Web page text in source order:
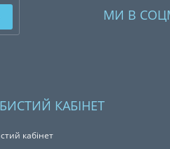
МИ В
КАБІНЕТ
кабінет